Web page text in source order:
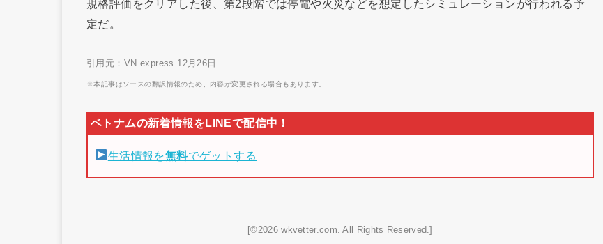
規格評価をクリアした後、第2段階では停電や火災などを想定したシミュレーションが行われる予
定だ。
引用元：VN express 12月26日
※本記事はソースの翻訳情報のため、内容が変更される場合もあります。
生活情報を無料でゲットする
[©2026 wkvetter.com. All Rights Reserved.]